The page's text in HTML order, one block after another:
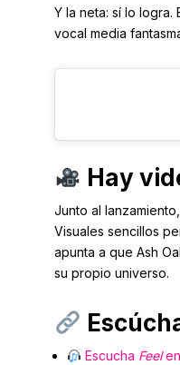
Y la neta: sí lo
vocal media
Hay
Junto al
Visuales sencillos
apunta a que Ash
su propio universo.
Escucha Feel